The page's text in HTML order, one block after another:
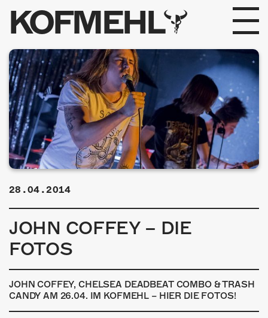
KOFMEHL
PROGRAMM
FABRIKGEFLÜSTER
GALERIE
FOTOGALERIE
INFOS
KONTAKT
ÜBER UNS
GÖNNEREI
28.04.2014
JOHN COFFEY – DIE
FOTOS
JOHN COFFEY, CHELSEA DEADBEAT COMBO & TRASH
CANDY AM 26.04. IM KOFMEHL – HIER DIE FOTOS!